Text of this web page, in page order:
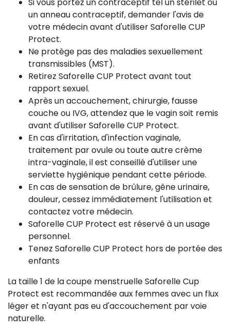
un anneau contraceptif, demander l'avis de
votre médecin avant d'utiliser Saforelle CUP
Protect.
Ne protège pas des maladies sexuellement
transmissibles (MST).
Retirez Saforelle CUP Protect avant tout
rapport sexuel.
Après un accouchement, chirurgie, fausse
couche ou IVG, attendez que le vagin soit remis
avant d'utiliser Saforelle CUP Protect.
En cas d'irritation, d'infection vaginale,
traitement par ovule ou toute autre crème
intra-vaginale, il est conseillé d'utiliser une
serviette hygiénique pendant cette période.
En cas de sensation de brûlure, gêne urinaire,
douleur, cessez immédiatement l'utilisation et
contactez votre médecin.
Saforelle CUP Protect est réservé à un usage
personnel.
Tenez Saforelle CUP Protect hors de portée des
enfants
La taille 1 de la coupe menstruelle Saforelle Cup
Protect est recommandée aux femmes avec un flux
léger et n'ayant pas eu d'accouchement par voie
naturelle.